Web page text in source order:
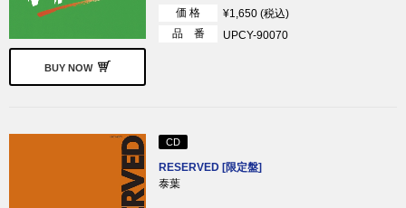
BUY NOW
価 格
¥1,650 (税込)
品 番
UPCY-90070
CD
RESERVED [限定盤]
泰葉